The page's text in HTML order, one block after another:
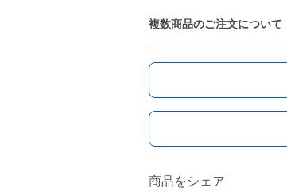
複数商品のご注文について
商品をシェア